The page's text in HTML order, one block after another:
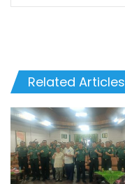
Related Articles